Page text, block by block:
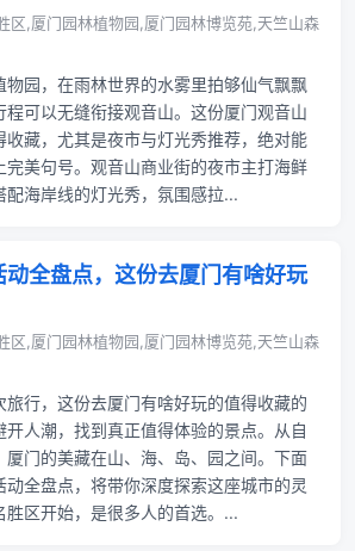
区,厦门园林植物园,厦门园林博览苑,天竺山森
物园，在雨林世界的水雾里拍够仙气飘飘
程可以无缝衔接观音山。这份厦门观音山
收藏，尤其是夜市与灯光秀推荐，绝对能
完美句号。观音山商业街的夜市主打海鲜
配海岸线的灯光秀，氛围感拉...
动全盘点，这份去厦门有啥好玩
区,厦门园林植物园,厦门园林博览苑,天竺山森
旅行，这份去厦门有啥好玩的值得收藏的
人潮，找到真正值得体验的景点。从自
厦门的美藏在山、海、岛、园之间。下面
全盘点，将带你深度探索这座城市的灵
胜区开始，是很多人的首选。...